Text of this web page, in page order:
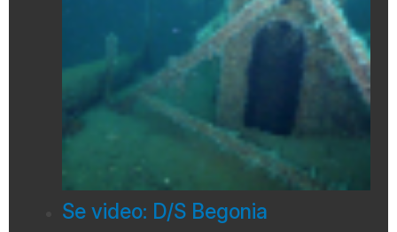
Se video: D/S Begonia